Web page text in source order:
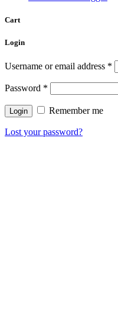
Cart
Login
Username or email address *
Password *
Remember me
Lost your password?